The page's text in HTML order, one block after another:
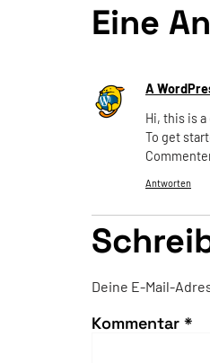
Eine
A
Hi, this is
To get
Antworten
Deine E-Mail-
Kommentar *